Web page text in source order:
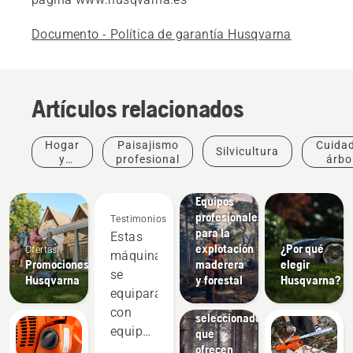
Documento - Política de garantía Husqvarna
Artículos relacionados
Hogar
y
Paisajismo
profesional
Silvicultura
Ofertas
Promociones
Husqvarna
Testimonios
Estas
máquinas
se
equiparan
con
equipos
Equipos
profesionales
para la
explotación
maderera
y forestal
Productos
e
innovaciones
Ropa de
protección
Husqvarna:
Materiales
cuidadosamente
seleccionados
que
ofrecen
¿Por qué
elegir
Husqvarna?